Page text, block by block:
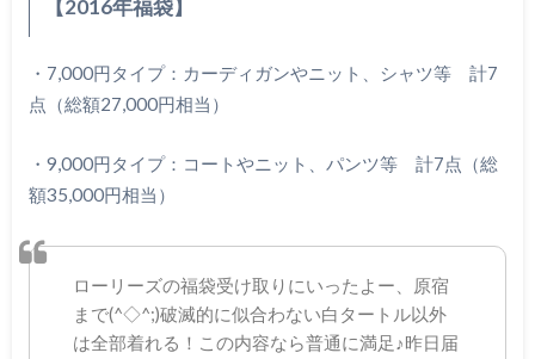
【2016年福袋】
・7,000円タイプ：カーディガンやニット、シャツ等 計7
点（総額27,000円相当）
・9,000円タイプ：コートやニット、パンツ等 計7点（総
額35,000円相当）
ローリーズの福袋受け取りにいったよー、原宿
まで(^◇^;)破滅的に似合わない白タートル以外
は全部着れる！この内容なら普通に満足♪昨日届